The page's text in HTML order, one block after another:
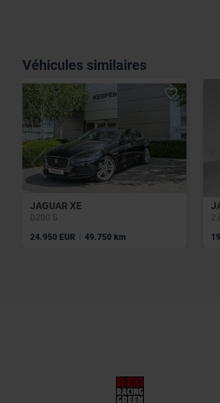
Véhicules similaires
JAGUAR XE
D200 S
24.950 EUR | 49.750 km